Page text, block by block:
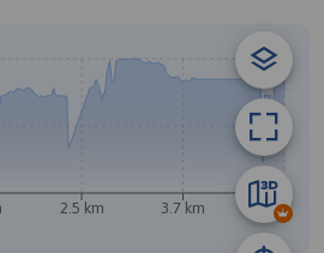
2.5 km 3.7 km 5 km